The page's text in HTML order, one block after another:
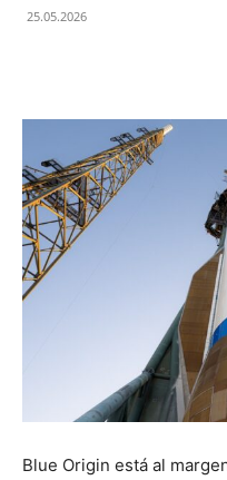
25.05.2026
Blue Origin está al